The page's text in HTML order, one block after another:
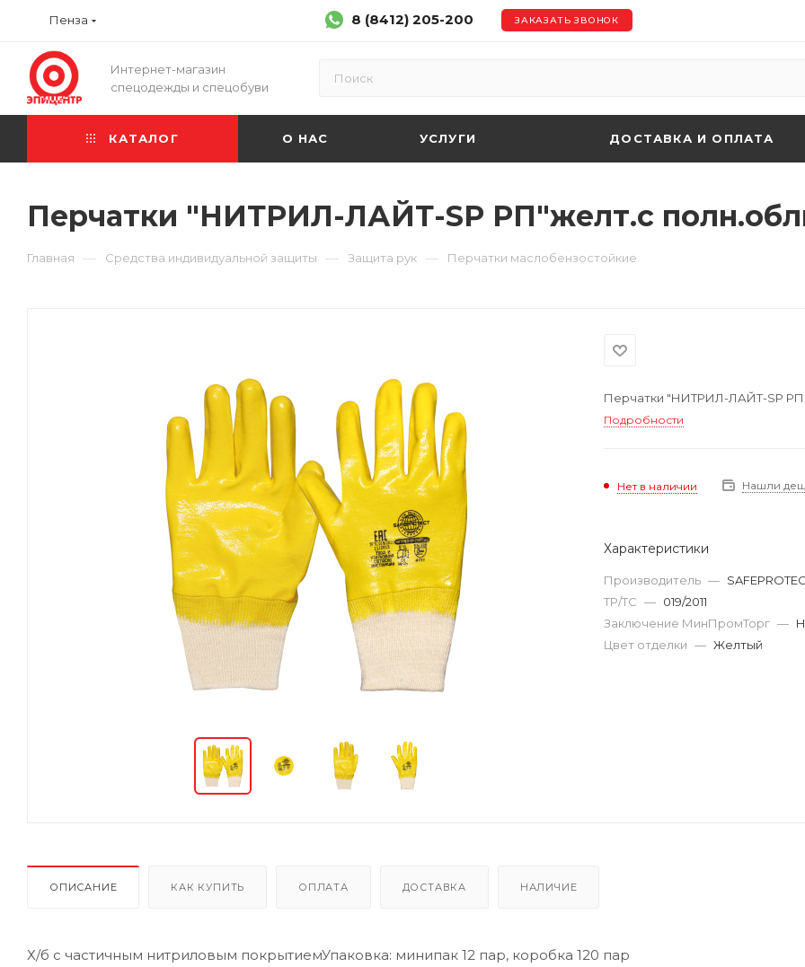
Пенза 8 (8412) 205-200 ЗАКАЗАТЬ ЗВОНОК
Интернет-магазин
спецодежды и спецобуви
КАТАЛОГ О НАС УСЛУГИ ДОСТАВКА И ОПЛАТА
Перчатки "НИТРИЛ-ЛАЙТ-SР РП"желт.с
Главная — Средства индивидуальной защиты — Защита рук — Перчатки маслобензостойкие
Перчатки "НИТРИЛ-ЛАЙТ-SР
Подробности
Нет в наличии Нашли
Характеристики
Производитель —
ТР/ТС — 019/2011
Заключение МинПромТорг —
Цвет отделки — Желтый
ОПИСАНИЕ КАК КУПИТЬ ОПЛАТА ДОСТАВКА НАЛИЧИЕ
Х/б с частичным нитриловым покрытиемУпаковка: минипак 12 пар, коробка 120 пар